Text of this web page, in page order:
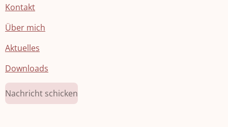
Kontakt
Über mich
Aktuelles
Downloads
Nachricht schicken